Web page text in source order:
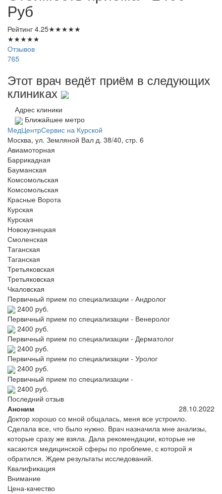
Руб
Рейтинг 4.25★★★★★
★★★★★
Отзывов
765
Этот врач ведёт приём в следующих
клиниках
Адрес клиники
Ближайшее метро
МедЦентрСервис на Курской
Москва, ул. Земляной Вал д. 38/40, стр. 6
Авиамоторная
Баррикадная
Бауманская
Комсомольская
Комсомольская
Красные Ворота
Курская
Курская
Новокузнецкая
Смоленская
Таганская
Таганская
Третьяковская
Третьяковская
Чкаловская
Первичный прием по специализации - Андролог
2400 руб.
Первичный прием по специализации - Венеролог
2400 руб.
Первичный прием по специализации - Дерматолог
2400 руб.
Первичный прием по специализации - Уролог
2400 руб.
Первичный прием по специализации -
2400 руб.
Последний отзыв
Аноним
28.10.2022
Доктор хорошо со мной общалась, меня все устроило.
Сделала все, что было нужно. Врач назначила мне анализы,
которые сразу же взяла. Дала рекомендации, которые не
касаются медицинской сферы по проблеме, с которой я
обратился. Ждем результаты исследований.
Квалификация
Внимание
Цена-качество